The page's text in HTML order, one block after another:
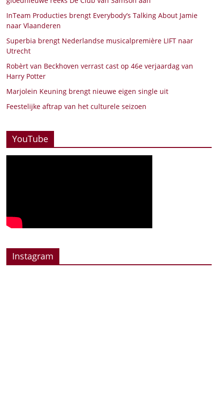
InTeam Producties brengt Everybody’s Talking About Jamie
naar Vlaanderen
Superbia brengt Nederlandse musicalpremière LIFT naar
Utrecht
Robèrt van Beckhoven verrast cast op 46e verjaardag van
Harry Potter
Marjolein Keuning brengt nieuwe eigen single uit
Feestelijke aftrap van het culturele seizoen
YouTube
Instagram